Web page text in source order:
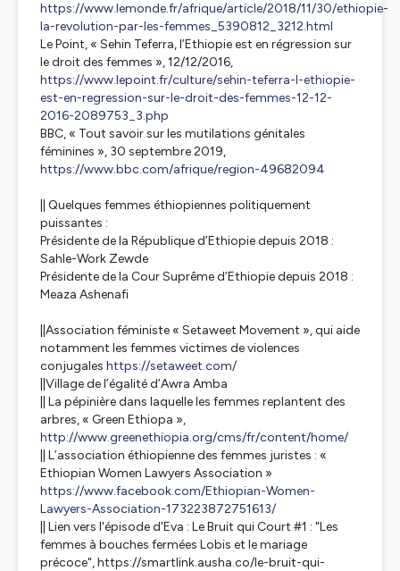
https://www.lemonde.fr/afrique/article/2018/11/30/ethiopie-
la-revolution-par-les-femmes_5390812_3212.html
Le Point, « Sehin Teferra, l’Ethiopie est en régression sur
le droit des femmes », 12/12/2016,
https://www.lepoint.fr/culture/sehin-teferra-l-ethiopie-
est-en-regression-sur-le-droit-des-femmes-12-12-
2016-2089753_3.php
BBC, « Tout savoir sur les mutilations génitales
féminines », 30 septembre 2019,
https://www.bbc.com/afrique/region-49682094
|| Quelques femmes éthiopiennes politiquement
puissantes :
Présidente de la République d’Ethiopie depuis 2018 :
Sahle-Work Zewde
Présidente de la Cour Suprême d’Ethiopie depuis 2018 :
Meaza Ashenafi
||Association féministe « Setaweet Movement », qui aide
notamment les femmes victimes de violences
conjugales https://setaweet.com/
||Village de l’égalité d’Awra Amba
|| La pépinière dans laquelle les femmes replantent des
arbres, « Green Ethiopa »,
http://www.greenethiopia.org/cms/fr/content/home/
|| L’association éthiopienne des femmes juristes : «
Ethiopian Women Lawyers Association »
https://www.facebook.com/Ethiopian-Women-
Lawyers-Association-173223872751613/
|| Lien vers l'épisode d'Eva : Le Bruit qui Court #1 : "Les
femmes à bouches fermées Lobis et le mariage
précoce", https://smartlink.ausha.co/le-bruit-qui-